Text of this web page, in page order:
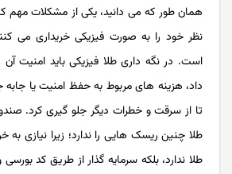
همان طور که می دانید، یکی از مشکلات مهم
نظر خود را به صورت فیزیکی خریداری می
است. در نگه داری طلا فیزیکی باید امنیت آن
داد، هزینه های مربوط به حفظ امنیت یا جابه
تا از سرقت و خطرات دیگر جلو گیری کرد.
طلا چنین ریسک هایی را ندارد؛ زیرا نیازی به
طلا ندارد، بلکه سرمایه گذار از طریق کد